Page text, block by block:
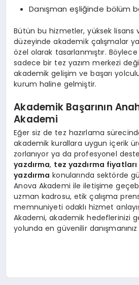
Danışman eşliğinde bölüm
Bütün bu hizmetler, yüksek lisans
düzeyinde akademik çalışmalar
özel olarak tasarlanmıştır.
sadece bir tez yazım merkezi
akademik gelişim ve başarı
kurum haline gelmiştir.
Akademik Başarının
Akademi
Eğer siz de tez hazırlama
akademik kurallara uygun içerik
zorlanıyor ya da profesyonel
yazdırma, tez yazdırma fiyatları
yazdırma konularında sektörde
Anova Akademi ile iletişime
uzman kadrosu, etik çalışma
memnuniyeti odaklı hizmet
Akademi, akademik hedeflerinizi
yolunda en güvenilir